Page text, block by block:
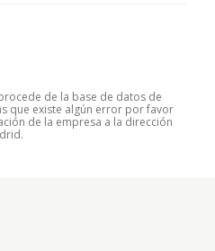
de la base de datos de
que existe algún error por favor
de la empresa a la dirección